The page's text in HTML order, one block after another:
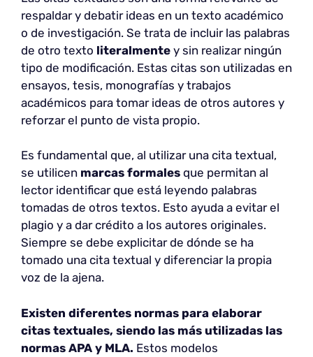
respaldar y debatir ideas en un texto académico
o de investigación. Se trata de incluir las palabras
de otro texto literalmente y sin realizar ningún
tipo de modificación. Estas citas son utilizadas en
ensayos, tesis, monografías y trabajos
académicos para tomar ideas de otros autores y
reforzar el punto de vista propio.
Es fundamental que, al utilizar una cita textual,
se utilicen marcas formales que permitan al
lector identificar que está leyendo palabras
tomadas de otros textos. Esto ayuda a evitar el
plagio y a dar crédito a los autores originales.
Siempre se debe explicitar de dónde se ha
tomado una cita textual y diferenciar la propia
voz de la ajena.
Existen diferentes normas para elaborar
citas textuales, siendo las más utilizadas las
normas APA y MLA. Estos modelos